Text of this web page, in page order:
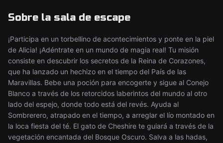
Sobre la sala de escape
¡Participa en un torbellino de acontecimientos y ponte en la piel
de Alicia! ¡Adéntrate en un mundo de magia real! Tu misión
consiste en descubrir los secretos de la Reina de Corazones,
que ha lanzado un hechizo en el tiempo del País de las
Maravillas. Bebe una poción para encogerte y sigue al Conejo
Blanco a través de los retorcidos laberintos del mundo al otro
lado del espejo, donde todo está del revés. Ayuda al
Sombrerero, atrapado en el tiempo, a arreglar el lío montado en
la loca fiesta del té. El gato de Cheshire te guiará a través de la
vegetación encantada del Bosque Oscuro. Salva a las hadas,